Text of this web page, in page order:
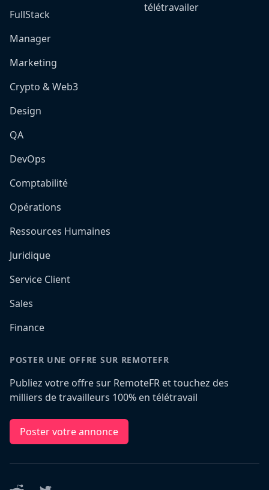
FullStack
Manager
Marketing
Crypto & Web3
Design
QA
DevOps
Comptabilité
Opérations
Ressources Humaines
Juridique
Service Client
Sales
Finance
télétravailer
POSTER UNE OFFRE SUR REMOTEFR
Publiez votre offre sur RemoteFR et touchez des
milliers de travailleurs 100% en télétravail
Poster votre annonce